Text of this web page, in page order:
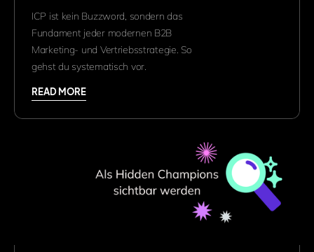
ICP ist kein Buzzword, sondern das
Fundament jeder modernen B2B
Marketing- und Vertriebsstrategie. So
gehst du systematisch vor.
READ MORE